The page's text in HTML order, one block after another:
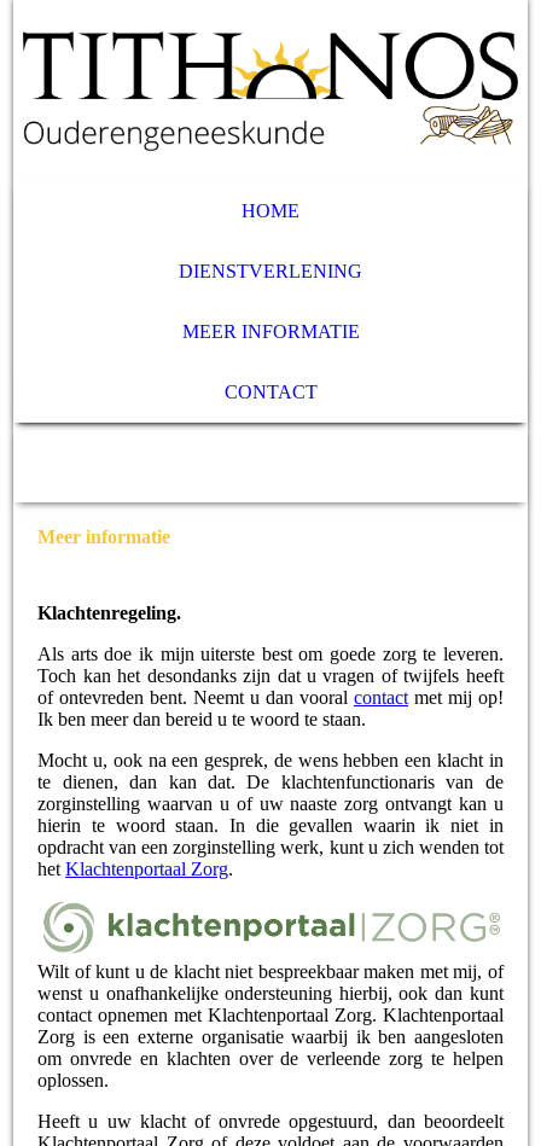
HOME
DIENSTVERLENING
MEER INFORMATIE
CONTACT
Meer informatie
Klachtenregeling.
Als arts doe ik mijn uiterste best om goede zorg te leveren.
Toch kan het desondanks zijn dat u vragen of twijfels heeft
of ontevreden bent. Neemt u dan vooral contactmet mij op!
Ik ben meer dan bereid u te woord te staan.
Mocht u, ook na een gesprek, de wens hebben een klacht in
te dienen, dan kan dat. De klachtenfunctionaris van de
zorginstelling waarvan u of uw naaste zorg ontvangt kan u
hierin te woord staan. In die gevallen waarin ik niet in
opdracht van een zorginstelling werk, kunt u zich wenden tot
hetKlachtenportaal Zorg.
Wilt of kunt u de klacht niet bespreekbaar maken met mij, of
wenst u onafhankelijke ondersteuning hierbij, ook dan kunt
contact opnemen met Klachtenportaal Zorg. Klachtenportaal
Zorg is een externe organisatie waarbij ik ben aangesloten
om onvrede en klachten over de verleende zorg te helpen
oplossen.
Heeft u uw klacht of onvrede opgestuurd, dan beoordeelt